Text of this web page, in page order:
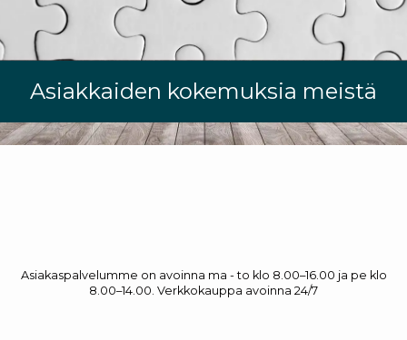
Asiakkaiden kokemuksia meistä
Asiakaspalvelumme on avoinna ma - to klo 8.00–16.00 ja pe klo
8.00–14.00. Verkkokauppa avoinna 24/7